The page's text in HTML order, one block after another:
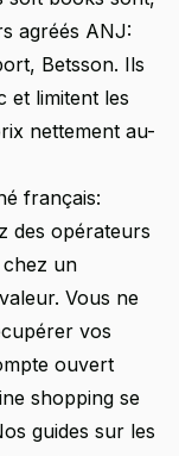
agréés ANJ:
Betsson. Ils
et limitent les
nettement au-
français:
des opérateurs
un
Vous ne
vos
ouvert
shopping se
guides sur les